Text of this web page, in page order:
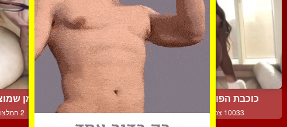
כוכבת הפורנו מזראטי היא ...
10033 צפיות | 17 המלצות
מרפדת אותו בזמן
8083 צפיות | 2 המלצות